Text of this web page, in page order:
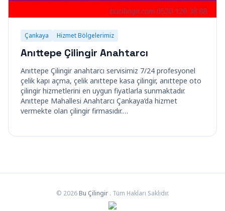
Çankaya Hizmet Bölgelerimiz
Anıttepe Çilingir Anahtarcı
Anıttepe Çilingir anahtarcı servisimiz 7/24 profesyonel
çelik kapı açma, çelik anıttepe kasa çilingir, anıttepe oto
çilingir hizmetlerini en uygun fiyatlarla sunmaktadır.
Anıttepe Mahallesi Anahtarcı Çankaya’da hizmet
vermekte olan çilingir firmasıdır.…
© 2026 Bu Çilingir . Tüm Hakları Saklıdır.